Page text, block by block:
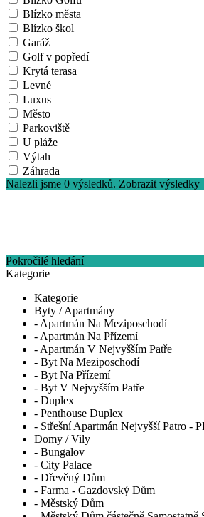
Blízko města
Blízko škol
Garáž
Golf v popředí
Krytá terasa
Levné
Luxus
Město
Parkoviště
U pláže
Výtah
Záhrada
Nalezli jsme0 výsledků.Zobrazit výsledky
Pokročilé hledání
Kategorie
Kategorie
Byty / Apartmány
- Apartmán Na Meziposchodí
- Apartmán Na Přízemí
- Apartmán V Nejvyšším Patře
- Byt Na Meziposchodí
- Byt Na Přízemí
- Byt V Nejvyšším Patře
- Duplex
- Penthouse Duplex
- Střešní Apartmán Nejvyšší Patro -
Domy / Vily
- Bungalov
- City Palace
- Dřevěný Dům
- Farma - Gazdovský Dům
- Městský Dům